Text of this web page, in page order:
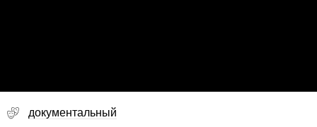
документальный